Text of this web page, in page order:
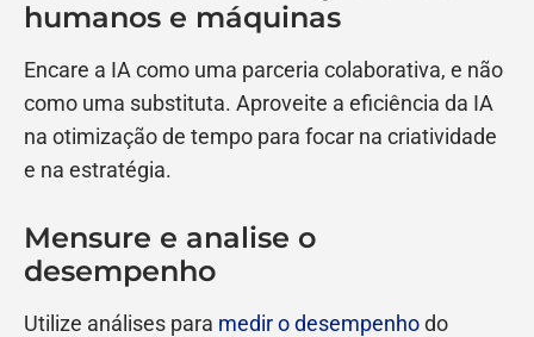
humanos e máquinas
Encare a IA como uma parceria colaborativa, e não
como uma substituta. Aproveite a eficiência da IA
na otimização de tempo para focar na criatividade
e na estratégia.
Mensure e analise o
desempenho
Utilize análises para medir o desempenhodo